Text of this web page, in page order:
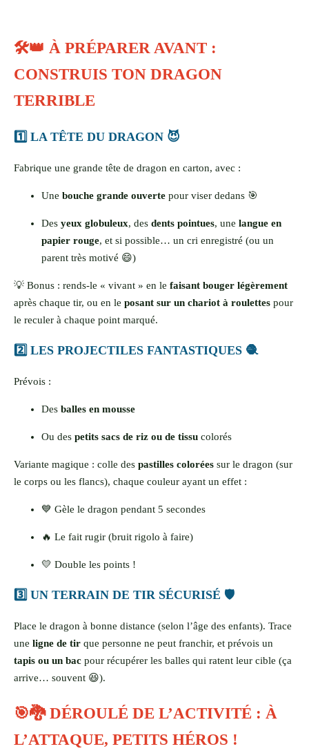
🛠️👑 À PRÉPARER AVANT :
CONSTRUIS TON DRAGON
TERRIBLE
1️⃣ LA TÊTE DU DRAGON 😈
Fabrique une grande tête de dragon en carton, avec :
Une bouche grande ouverte pour viser dedans 🎯
Des yeux globuleux, des dents pointues, une langue en
papier rouge, et si possible… un cri enregistré (ou un
parent très motivé 😄)
💡 Bonus : rends-le « vivant » en le faisant bouger légèrement
après chaque tir, ou en le posant sur un chariot à roulettes pour
le reculer à chaque point marqué.
2️⃣ LES PROJECTILES FANTASTIQUES 🧶
Prévois :
Des balles en mousse
Ou des petits sacs de riz ou de tissu colorés
Variante magique : colle des pastilles colorées sur le dragon (sur
le corps ou les flancs), chaque couleur ayant un effet :
💙 Gèle le dragon pendant 5 secondes
🔥 Le fait rugir (bruit rigolo à faire)
💛 Double les points !
3️⃣ UN TERRAIN DE TIR SÉCURISÉ 🛡️
Place le dragon à bonne distance (selon l’âge des enfants). Trace
une ligne de tir que personne ne peut franchir, et prévois un
tapis ou un bac pour récupérer les balles qui ratent leur cible (ça
arrive… souvent 😆).
🎯🐉 DÉROULÉ DE L’ACTIVITÉ : À
L’ATTAQUE, PETITS HÉROS !